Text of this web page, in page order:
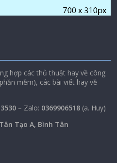
hợp các thủ thuật hay về công
mềm), các bài viết hay về
– Zalo: 0369906518 (a. Huy)
Tạo A, Bình Tân